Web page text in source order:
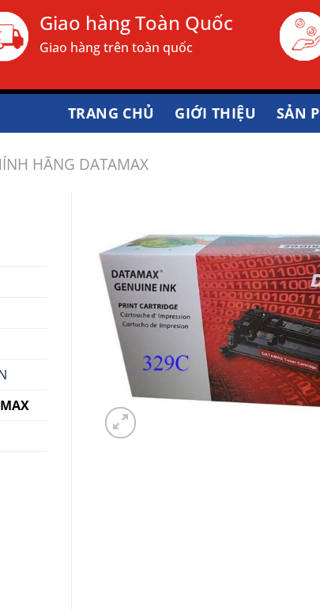
Giao hàng Toàn Quốc
Giao hàng trên toàn quốc
TRANG CHỦ GIỚI THIỆU SẢN
HÃNG DATAMAX